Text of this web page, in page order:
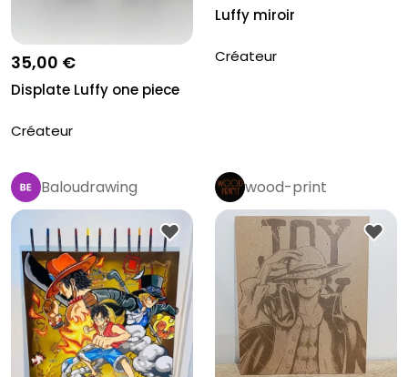
35,00 €
Displate Luffy one piece
Créateur
Luffy miroir
Créateur
Baloudrawing wood-print